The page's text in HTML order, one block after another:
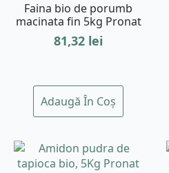
Faina bio de porumb
macinata fin 5kg Pronat
81,32 lei
Adaugă În Coș